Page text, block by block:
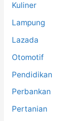
Kuliner
Lampung
Lazada
Otomotif
Pendidikan
Perbankan
Pertanian